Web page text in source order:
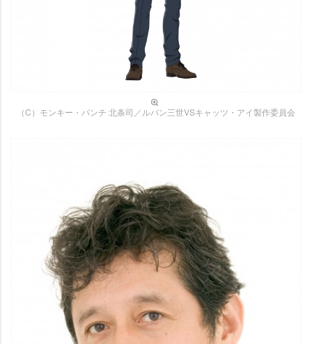
（C）モンキー・パンチ 北条司／ルパン三世VSキャッツ・アイ製作委員会